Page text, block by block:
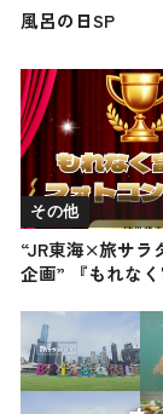
風呂の日SP
その他
“JR東海×旅サラ
企画” 『もれな
発表！